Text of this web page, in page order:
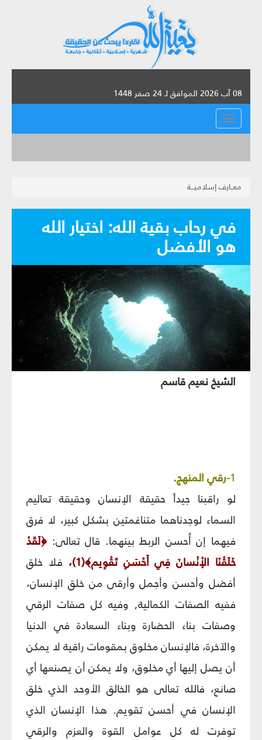
08 آب 2026 الموافق لـ 24 صفر 1448
القائمة
معــارف إسلاميـــة
في رحاب بقية الله: اختيار الله
هو الأفضل
الشيخ نعيم قاسم
1-رقي المنهج.
لو راقبنا جيداً حقيقة الإنسان وحقيقة تعاليم
السماء لوجدناهما متناغمتين بشكل كبير، لا فرق
فيهما إن أُحسن الربط بينهما. قال تعالى:﴿لَقَدْ
خَلَقْنَا الإْنْسانَ فِي أَحْسَنِ تَقْوِيم﴾(1)،
فلا خلق
أفضل وأحسن وأجمل وأرقى من خلق الإنسان،
ففيه الصفات الكمالية, وفيه كل صفات الرقي
وصفات بناء الحضارة وبناء السعادة في الدنيا
والآخرة، فالإنسان مخلوق بمقومات راقية لا يمكن
أن يصل إليها أي مخلوق، ولا يمكن أن يصنعها أي
صانع، فالله تعالى هو الخالق الأوحد الذي خلق
الإنسان في أحسن تقويم. هذا الإنسان الذي
توفرت له كل عوامل القوة والعزم والرقي